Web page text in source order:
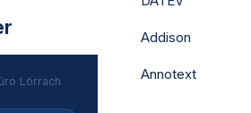
Addison
Annotext
Lörrach